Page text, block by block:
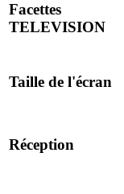
Facettes
TELEVISION
Taille de l'écran
Réception